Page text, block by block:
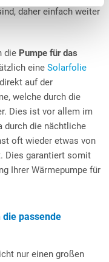
daher einfach weiter
die Pumpe für das
eine Solarfolie
auf der
welche durch die
Dies ist vor allem im
durch die nächtliche
oft wieder etwas von
Dies garantiert somit
Ihrer Wärmepumpe für
passende
nur einen großen